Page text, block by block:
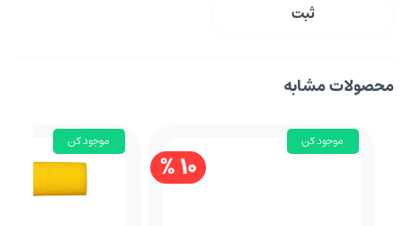
ثبت
محصولات مشابه
10 %
موجود کن موجود کن